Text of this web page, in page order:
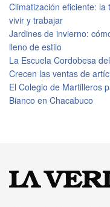
Climatización eficiente:
vivir y trabajar
Jardines de invierno:
lleno de estilo
La Escuela Cordobesa
Crecen las ventas de
El Colegio de Martilleros
Bianco en Chacabuco